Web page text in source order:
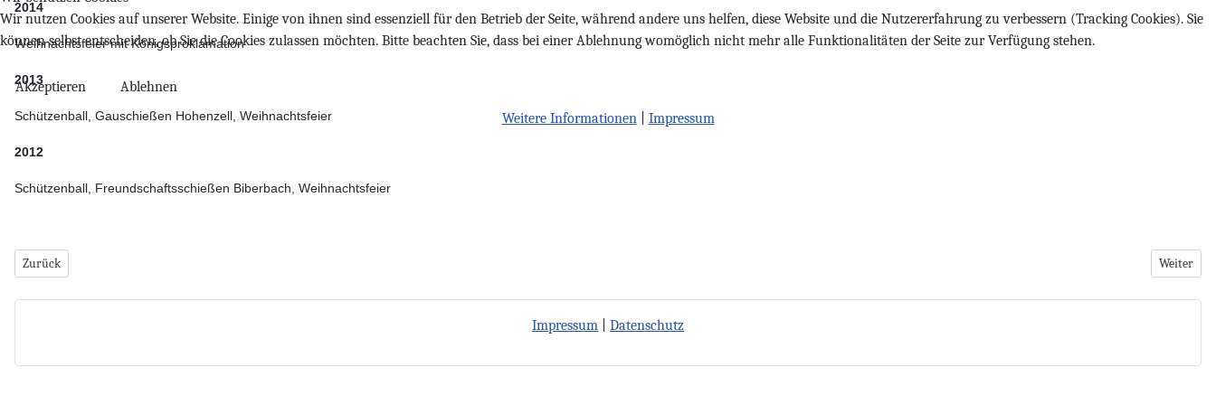
2014
Weihnachtsfeier mit Königsproklamation
2013
Schützenball, Gauschießen Hohenzell, Weihnachtsfeier
2012
Schützenball, Freundschaftsschießen Biberbach, Weihnachtsfeier
Vorheriger Beitrag: Datenschutz
Zurück Nächster
Weiter
Impressum Datenschutz
Wir nutzen Cookies auf unserer Website. Einige von ihnen sind essenziell für den Betrieb der Seite, während andere uns helfen, diese Website und die Nutzererfahrung zu verbessern (Tracking Cookies). Sie
können selbst entscheiden, ob Sie die Cookies zulassen möchten. Bitte beachten Sie, dass bei einer Ablehnung womöglich nicht mehr alle Funktionalitäten der Seite zur Verfügung stehen.
Akzeptieren
Ablehnen
Weitere Informationen
Impressum